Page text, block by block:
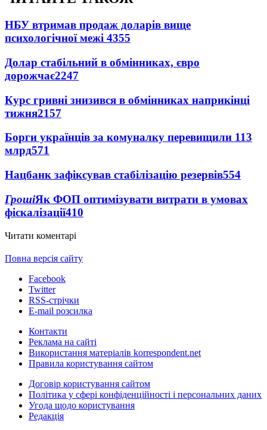
НБУ втримав продаж доларів вище
психологічної межі 4355
Долар стабільний в обмінниках, євро
дорожчає2247
Курс гривні знизився в обмінниках наприкінці
тижня2157
Борги українців за комуналку перевищили 113
млрд571
Нацбанк зафіксував стабілізацію резервів554
ГрошіЯк ФОП оптимізувати витрати в умовах
фіскалізації410
Читати коментарі
Повна версія сайту
Facebook
Twitter
RSS-стрічки
E-mail розсилка
Контакти
Реклама на сайті
Використання матеріалів korrespondent.net
Правила користування сайтом
Договір користування сайтом
Політика у сфері конфіденційності і персональних даних
Угода щодо користування
Редакція